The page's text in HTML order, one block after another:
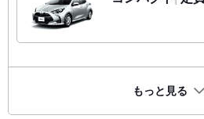
もっと見る